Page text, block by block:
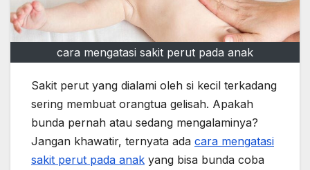
cara mengatasi sakit perut pada anak
Sakit perut yang dialami oleh si kecil terkadang
sering membuat orangtua gelisah. Apakah
bunda pernah atau sedang mengalaminya?
Jangan khawatir, ternyata ada cara mengatasi
sakit perut pada anak yang bisa bunda coba